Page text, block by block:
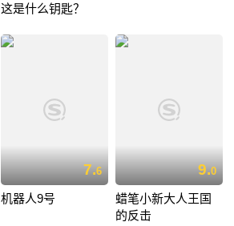
这是什么钥匙？
7.6
机器人9号
9.0
蜡笔小新大人王国
的反击